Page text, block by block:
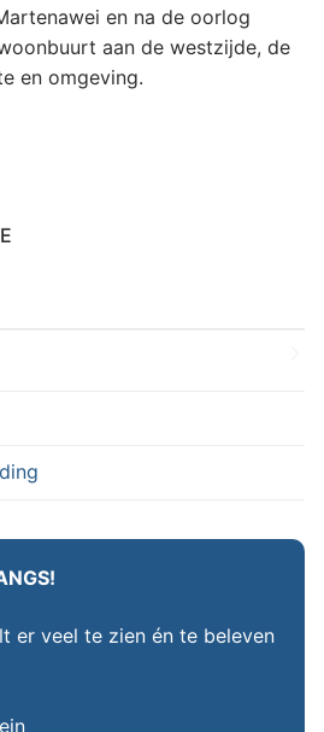
en na de oorlog
aan de westzijde, de
en omgeving.
er veel te zien én te beleven